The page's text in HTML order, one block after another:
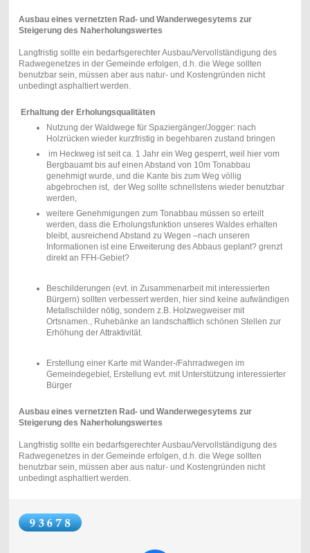
Ausbau eines vernetzten Rad- und Wanderwegesytems zur
Steigerung des Naherholungswertes
Langfristig sollte ein bedarfsgerechter Ausbau/Vervollständigung des
Radwegenetzes in der Gemeinde erfolgen, d.h. die Wege sollten
benutzbar sein, müssen aber aus natur- und Kostengründen nicht
unbedingt asphaltiert werden.
Erhaltung der Erholungsqualitäten
Nutzung der Waldwege für Spaziergänger/Jogger: nach
Holzrücken wieder kurzfristig in begehbaren zustand bringen
im Heckweg ist seit ca. 1 Jahr ein Weg gesperrt, weil hier vom
Bergbauamt bis auf einen Abstand von 10m Tonabbau
genehmigt wurde, und die Kante bis zum Weg völlig
abgebrochen ist, der Weg sollte schnellstens wieder benutzbar
werden,
weitere Genehmigungen zum Tonabbau müssen so erteilt
werden, dass die Erholungsfunktion unseres Waldes erhalten
bleibt, ausreichend Abstand zu Wegen –nach unseren
Informationen ist eine Erweiterung des Abbaus geplant? grenzt
direkt an FFH-Gebiet?
Beschilderungen (evt. in Zusammenarbeit mit interessierten
Bürgern) sollten verbessert werden, hier sind keine aufwändigen
Metallschilder nötig, sondern z.B. Holzwegweiser mit
Ortsnamen., Ruhebänke an landschaftlich schönen Stellen zur
Erhöhung der Attraktivität.
Erstellung einer Karte mit Wander-/Fahrradwegen im
Gemeindegebiet, Erstellung evt. mit Unterstützung interessierter
Bürger
Ausbau eines vernetzten Rad- und Wanderwegesytems zur
Steigerung des Naherholungswertes
Langfristig sollte ein bedarfsgerechter Ausbau/Vervollständigung des
Radwegenetzes in der Gemeinde erfolgen, d.h. die Wege sollten
benutzbar sein, müssen aber aus natur- und Kostengründen nicht
unbedingt asphaltiert werden.